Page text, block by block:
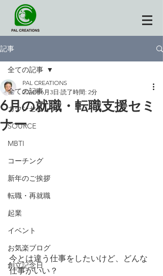
記事
全ての記事
カウンセリング
SOURCE
MBTI
コーチング
新年のご挨拶
転職・再就職
起業
イベント
お気楽ブログ
創立記念日
全ての記事
6月の就職・転職支援セミ
ナー
PAL CREATIONS
2024年6月3日 読了時間: 2分
今とは違う仕事をしたいけど、どんな
仕事がいい？